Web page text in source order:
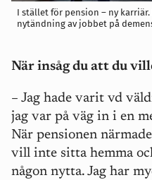
I stället för pension – ny karriär.
nytändning av jobbet på
När insåg du att du
– Jag hade varit vd
jag var på väg in i en
När pensionen
vill inte sitta hemma
någon nytta. Jag har